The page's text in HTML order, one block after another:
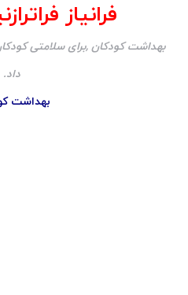
فرانیاز
بهداشت کودکان ,برای سلامتی
داد.
بهداشت